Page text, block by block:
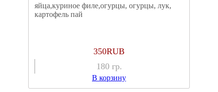
яйца,куриное филе,огурцы, огурцы, лук,
картофель пай
350RUB
180 гр.
В корзину